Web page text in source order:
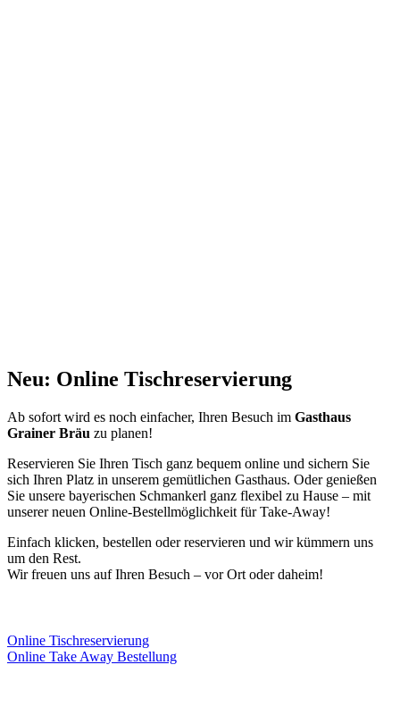
Neu: Online Tischreservierung
Ab sofort wird es noch einfacher, Ihren Besuch im Gasthaus
Grainer Bräu zu planen!
Reservieren Sie Ihren Tisch ganz bequem online und sichern Sie
sich Ihren Platz in unserem gemütlichen Gasthaus. Oder genießen
Sie unsere bayerischen Schmankerl ganz flexibel zu Hause – mit
unserer neuen Online-Bestellmöglichkeit für Take-Away!
Einfach klicken, bestellen oder reservieren und wir kümmern uns
um den Rest.
Wir freuen uns auf Ihren Besuch – vor Ort oder daheim!
Online Tischreservierung
Online Take Away Bestellung